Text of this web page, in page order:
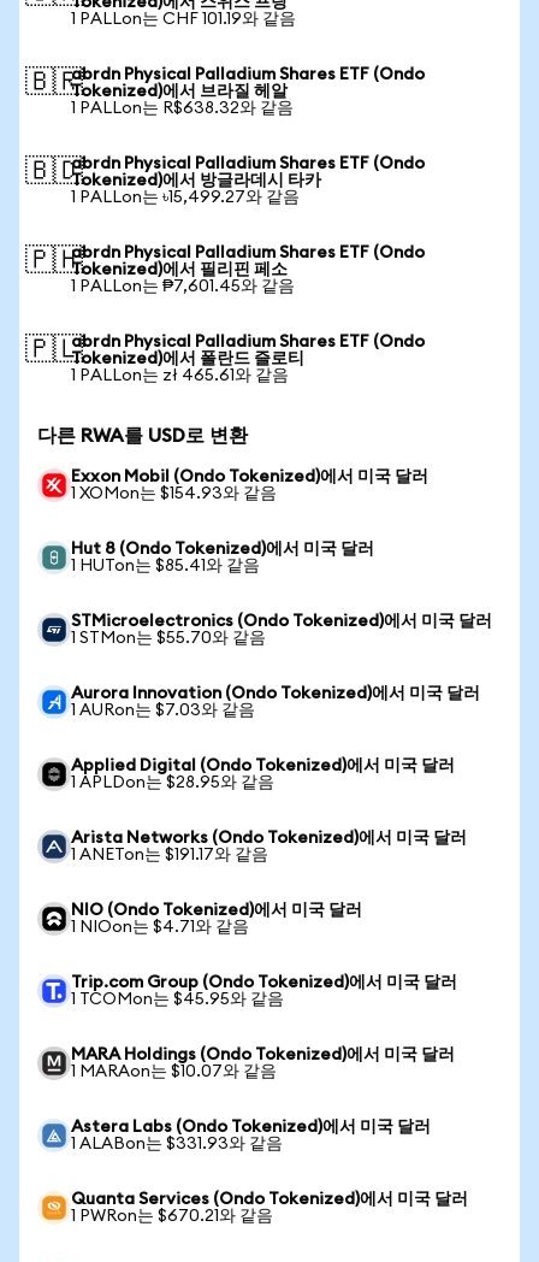
1 PALLon는 CHF 101.19와 같음
🇧🇷abrdn Physical Palladium Shares ETF (Ondo
Tokenized)에서 브라질 헤알
1 PALLon는 R$638.32와 같음
🇧🇩abrdn Physical Palladium Shares ETF (Ondo
Tokenized)에서 방글라데시 타카
1 PALLon는 ৳15,499.27와 같음
🇵🇭abrdn Physical Palladium Shares ETF (Ondo
Tokenized)에서 필리핀 페소
1 PALLon는 ₱7,601.45와 같음
🇵🇱abrdn Physical Palladium Shares ETF (Ondo
Tokenized)에서 폴란드 즐로티
1 PALLon는 zł 465.61와 같음
다른 RWA를 USD로 변환
Exxon Mobil (Ondo Tokenized)에서 미국 달러
1 XOMon는 $154.93와 같음
Hut 8 (Ondo Tokenized)에서 미국 달러
1 HUTon는 $85.41와 같음
STMicroelectronics (Ondo Tokenized)에서 미국 달러
1 STMon는 $55.70와 같음
Aurora Innovation (Ondo Tokenized)에서 미국 달러
1 AURon는 $7.03와 같음
Applied Digital (Ondo Tokenized)에서 미국 달러
1 APLDon는 $28.95와 같음
Arista Networks (Ondo Tokenized)에서 미국 달러
1 ANETon는 $191.17와 같음
NIO (Ondo Tokenized)에서 미국 달러
1 NIOon는 $4.71와 같음
Trip.com Group (Ondo Tokenized)에서 미국 달러
1 TCOMon는 $45.95와 같음
MARA Holdings (Ondo Tokenized)에서 미국 달러
1 MARAon는 $10.07와 같음
Astera Labs (Ondo Tokenized)에서 미국 달러
1 ALABon는 $331.93와 같음
Quanta Services (Ondo Tokenized)에서 미국 달러
1 PWRon는 $670.21와 같음